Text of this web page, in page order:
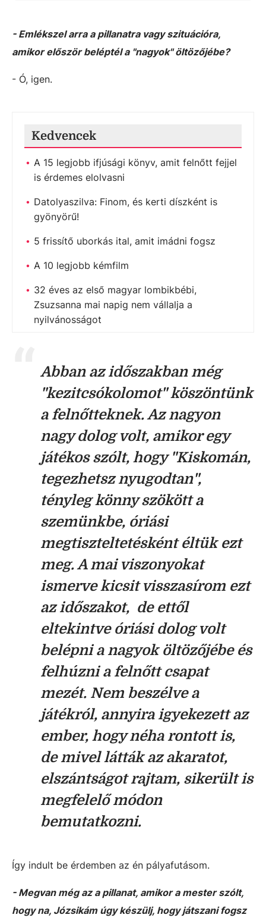
- Emlékszel arra a pillanatra vagy szituációra,
amikor először beléptél a "nagyok" öltözőjébe?
- Ó, igen.
Kedvencek
A 15 legjobb ifjúsági könyv, amit felnőtt fejjel
is érdemes elolvasni
Datolyaszilva: Finom, és kerti díszként is
gyönyörű!
5 frissítő uborkás ital, amit imádni fogsz
A 10 legjobb kémfilm
32 éves az első magyar lombikbébi,
Zsuzsanna mai napig nem vállalja a
nyilvánosságot
Abban az időszakban még
"kezitcsókolomot" köszöntünk
a felnőtteknek. Az nagyon
nagy dolog volt, amikor egy
játékos szólt, hogy "Kiskomán,
tegezhetsz nyugodtan",
tényleg könny szökött a
szemünkbe, óriási
megtiszteltetésként éltük ezt
meg. A mai viszonyokat
ismerve kicsit visszasírom ezt
az időszakot, de ettől
eltekintve óriási dolog volt
belépni a nagyok öltözőjébe és
felhúzni a felnőtt csapat
mezét. Nem beszélve a
játékról, annyira igyekezett az
ember, hogy néha rontott is,
de mivel látták az akaratot,
elszántságot rajtam, sikerült is
megfelelő módon
bemutatkozni.
Így indult be érdemben az én pályafutásom.
- Megvan még az a pillanat, amikor a mester szólt,
hogy na, Józsikám úgy készülj, hogy játszani fogsz